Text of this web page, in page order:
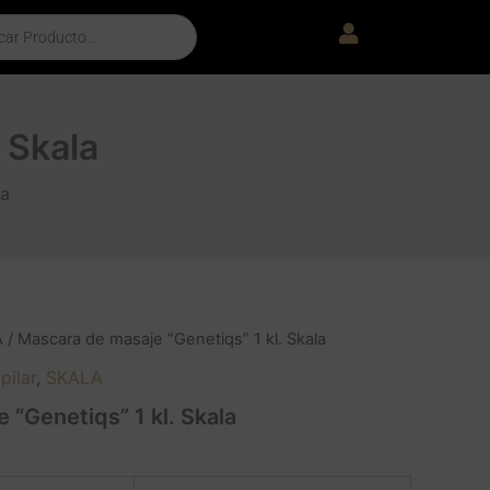
/ Mascara de masaje “Genetiqs” 1 kl. Skala
SKALA
“Genetiqs” 1 kl. Skala